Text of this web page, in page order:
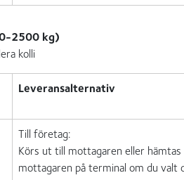
2500 kg)
kolli
Leveransalternativ
Till företag:
Körs ut till mottagaren eller hämtas
mottagaren på terminal om du valt